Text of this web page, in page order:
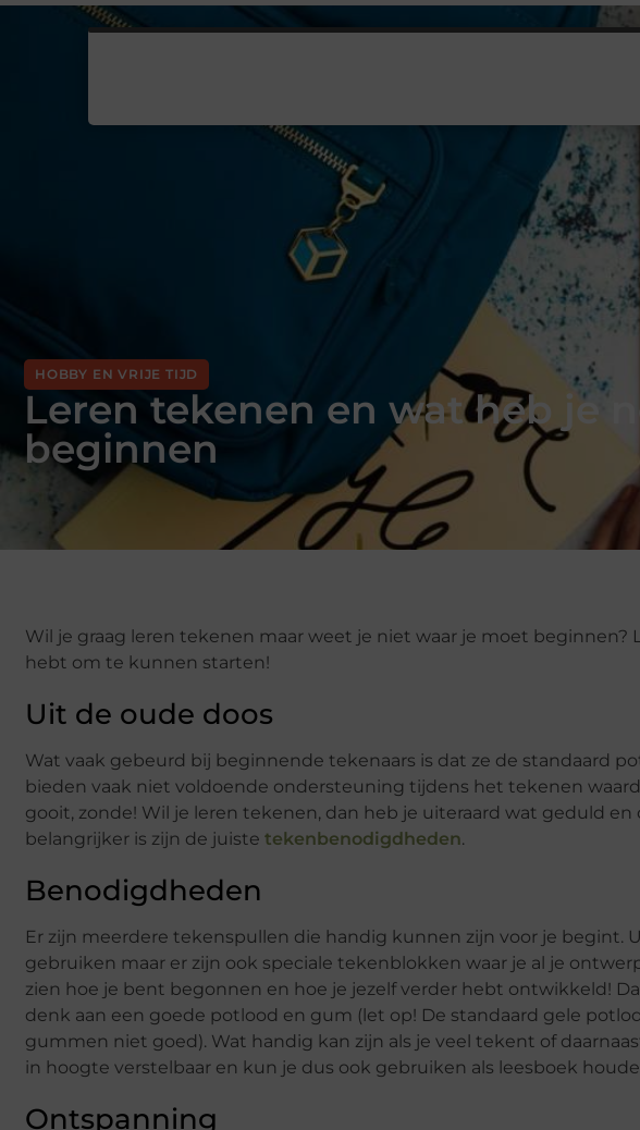
HOBBY EN VRIJE TIJD
Leren tekenen en wat heb je
beginnen
Wil je graag leren tekenen maar weet je niet waar je moet beginnen?
hebt om te kunnen starten!
Uit de oude doos
Wat vaak gebeurd bij beginnende tekenaars is dat ze de standaard
bieden vaak niet voldoende ondersteuning tijdens het tekenen
gooit, zonde! Wil je leren tekenen, dan heb je uiteraard wat geduld
belangrijker is zijn de juiste tekenbenodigdheden.
Benodigdheden
Er zijn meerdere tekenspullen die handig kunnen zijn voor je begint.
gebruiken maar er zijn ook speciale tekenblokken waar je al je
zien hoe je bent begonnen en hoe je jezelf verder hebt ontwikkeld!
denk aan een goede potlood en gum (let op! De standaard gele
gummen niet goed). Wat handig kan zijn als je veel tekent of
in hoogte verstelbaar en kun je dus ook gebruiken als leesboek
Ontspanning